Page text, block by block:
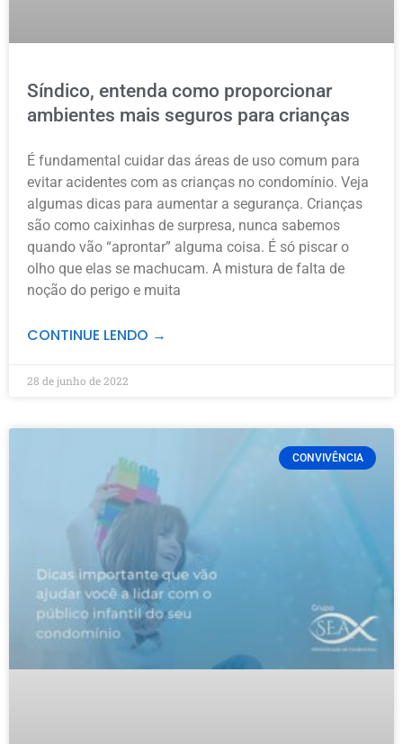
Síndico, entenda como proporcionar
ambientes mais seguros para crianças
É fundamental cuidar das áreas de uso comum para
evitar acidentes com as crianças no condomínio. Veja
algumas dicas para aumentar a segurança. Crianças
são como caixinhas de surpresa, nunca sabemos
quando vão “aprontar” alguma coisa. É só piscar o
olho que elas se machucam. A mistura de falta de
noção do perigo e muita
CONTINUE LENDO →
28 de junho de 2022
CONVIVÊNCIA